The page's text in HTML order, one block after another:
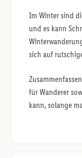
Im Winter sind
und es kann
sich auf
für Wanderer
kann, solange